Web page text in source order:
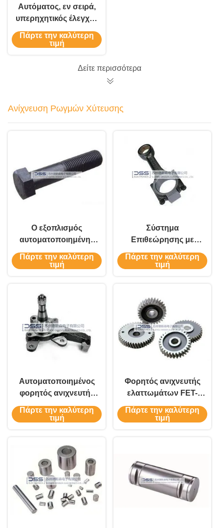
Αυτόματος, εν σειρά,
υπερηχητικός έλεγχος
με βύθιση για
ανίχνευση
χάλκινα ράβδους
Πάρτε την καλύτερη
τιμή
Δείτε περισσότερα
Ανίχνευση Ρωγμών Χύτευσης
Ο εξοπλισμός
αυτοματοποιημένης
επιθεώρησης
ελαττωμάτων
Πάρτε την καλύτερη
τιμή
Σύστημα
Επιθεώρησης με
Ρεύματα Eddy σε
Μπιέλες - Για Φορητή
Πάρτε την καλύτερη
τιμή
Αυτοματοποιημένος
φορητός ανιχνευτής
ελαττωμάτων Eddy
Current Intelligent
Πάρτε την καλύτερη
τιμή
Φορητός ανιχνευτής
ελαττωμάτων FET-
9HS
Πάρτε την καλύτερη
τιμή